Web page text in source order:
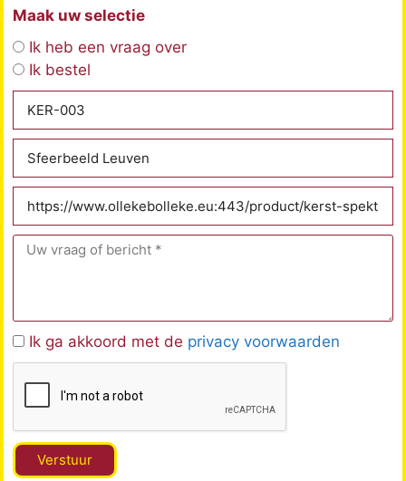
Maak uw selectie
Ik heb een vraag over
Ik bestel
Ik ga akkoord met de privacy voorwaarden
Verstuur